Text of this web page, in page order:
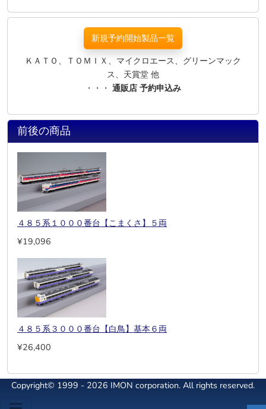
新規予約開始製品一覧
ＫＡＴＯ、ＴＯＭＩＸ、マイクロエース、グリーンマック
ス、天賞堂 他
・・・ 通販店 予約申込み
前後の商品
４８５系１０００番台【こまくさ】５両
¥19,096
４８５系３０００番台【白鳥】基本６両
¥26,400
Copyright© 1999 - 2026 IMON corporation. All rights reserved.